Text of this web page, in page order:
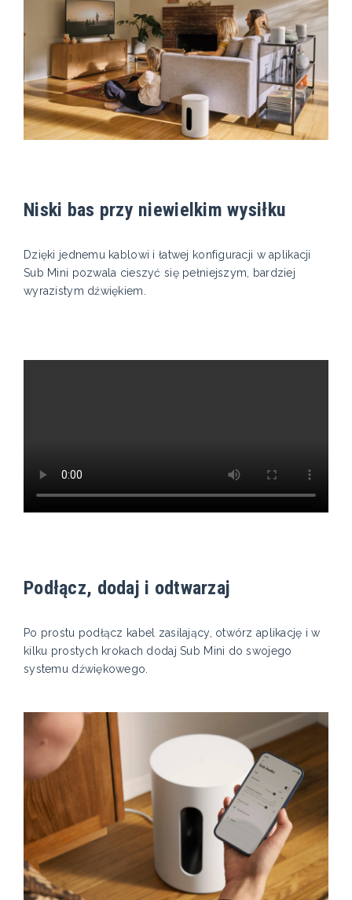
Niski bas przy niewielkim wysiłku
Dzięki jednemu kablowi i łatwej konfiguracji w aplikacji
Sub Mini pozwala cieszyć się pełniejszym, bardziej
wyrazistym dźwiękiem.
Podłącz, dodaj i odtwarzaj
Po prostu podłącz kabel zasilający, otwórz aplikację i w
kilku prostych krokach dodaj Sub Mini do swojego
systemu dźwiękowego.